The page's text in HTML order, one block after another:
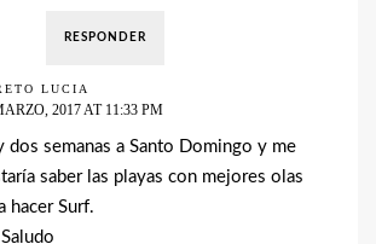
RESPONDER
LUCIA
2017 AT 11:33 PM
dos semanas a Santo Domingo y me
saber las playas con mejores olas
hacer Surf.